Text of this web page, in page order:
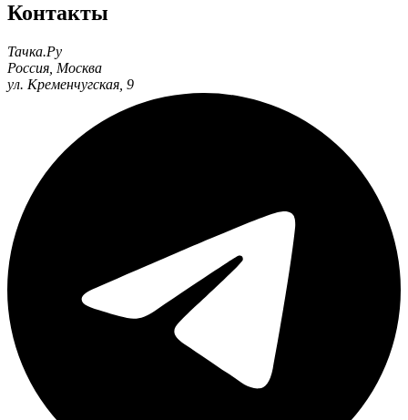
Контакты
Тачка.Ру
Россия Москва
ул. Кременчугская, 9